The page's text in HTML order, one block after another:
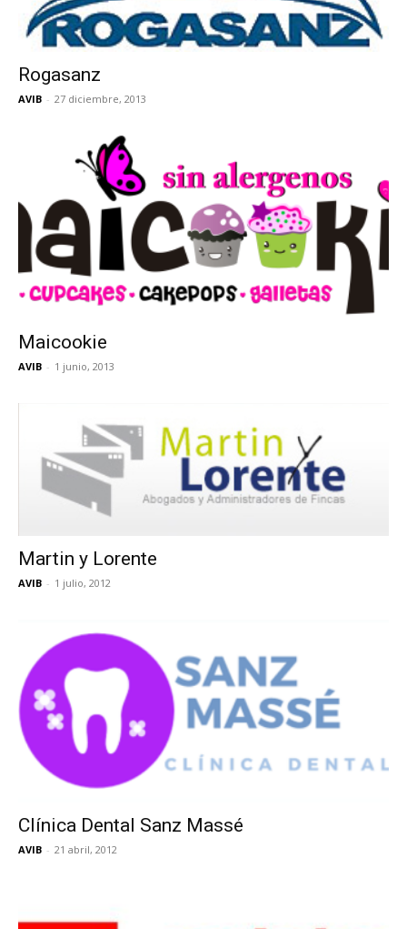
Rogasanz
AVIB - 27 diciembre, 2013
Maicookie
AVIB - 1 junio, 2013
Martin y Lorente
AVIB - 1 julio, 2012
Clínica Dental Sanz Massé
AVIB - 21 abril, 2012